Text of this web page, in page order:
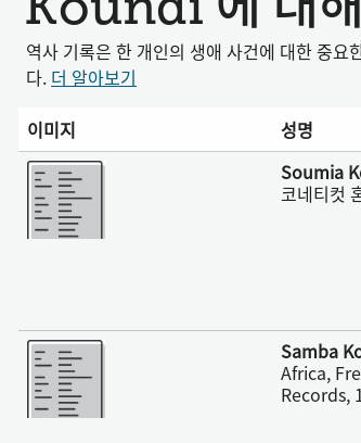
Koundi 에 대
역사 기록은 한 개인의 생애 사건에 대한 중요
다. 더 알아보기
이미지 성명
더 보기
Soumia
코네티컷
더 보기
Samba
Africa,
Records,